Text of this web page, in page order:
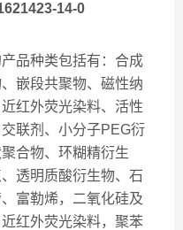
14-0
品种类包括有：合成
嵌段共聚物、磁性纳
红外荧光染料、活性
联剂、小分子PEG衍
合物、环糊精衍生
透明质酸衍生物、石
富勒烯，二氧化硅及
红外荧光染料，聚苯